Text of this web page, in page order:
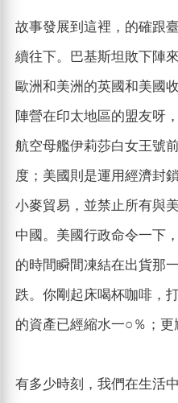
故事發展到這裡，的確跟
續往下。巴基斯坦敗下陣
歐洲和美洲的英國和美國
陣營在印太地區的盟友呀
航空母艦伊莉莎白女王號
度；美國則是運用經濟封
小麥貿易，並禁止所有與
中國。美國行政命令一下
的時間瞬間凍結在出貨那
跌。你剛起床喝杯咖啡，
的資產已經縮水一○％；更
有多少時刻，我們在生活